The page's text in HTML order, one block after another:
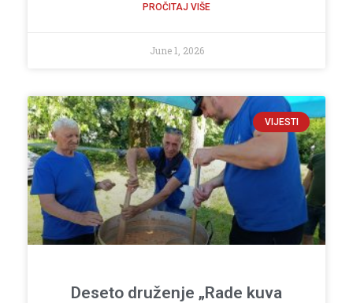
PROČITAJ VIŠE
June 1, 2026
VIJESTI
Deseto druženje „Rade kuva